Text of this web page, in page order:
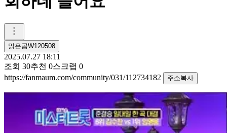
맑은곰W120508
2025.07.27 18:11
조회 30추천 0스크랩 0
https://fanmaum.com/community/031/112734182
주소복사